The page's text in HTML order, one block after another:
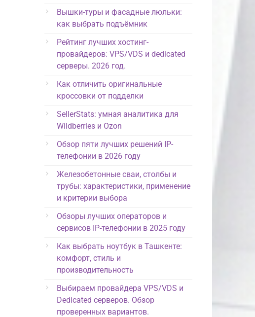
Вышки-туры и фасадные люльки:
как выбрать подъёмник
Рейтинг лучших хостинг-
провайдеров: VPS/VDS и dedicated
серверы. 2026 год.
Как отличить оригинальные
кроссовки от подделки
SellerStats: умная аналитика для
Wildberries и Ozon
Обзор пяти лучших решений IP-
телефонии в 2026 году
Железобетонные сваи, столбы и
трубы: характеристики, применение
и критерии выбора
Обзоры лучших операторов и
сервисов IP-телефонии в 2025 году
Как выбрать ноутбук в Ташкенте:
комфорт, стиль и
производительность
Выбираем провайдера VPS/VDS и
Dedicated серверов. Обзор
проверенных вариантов.